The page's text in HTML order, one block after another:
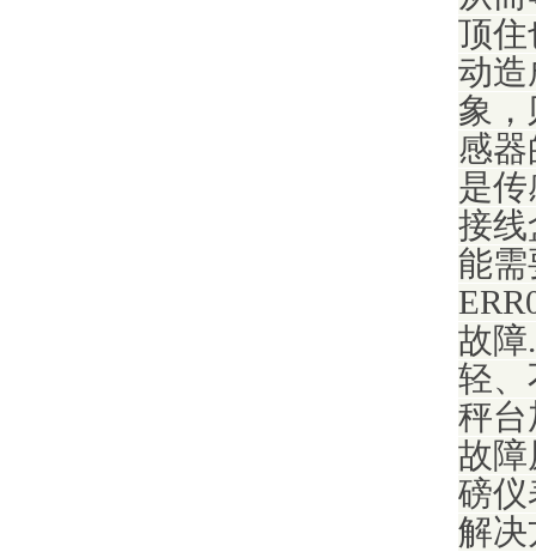
顶住
动造
象
感
是
接线
能需
故障
轻、
秤台
故障
磅仪
解决